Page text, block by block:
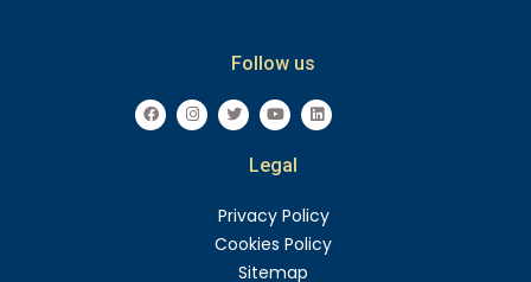
Follow us
F
a
c
I
n
s
T
w
i
Y
o
u
u
L
i
n
n
Legal
Privacy Policy
Cookies Policy
Sitemap